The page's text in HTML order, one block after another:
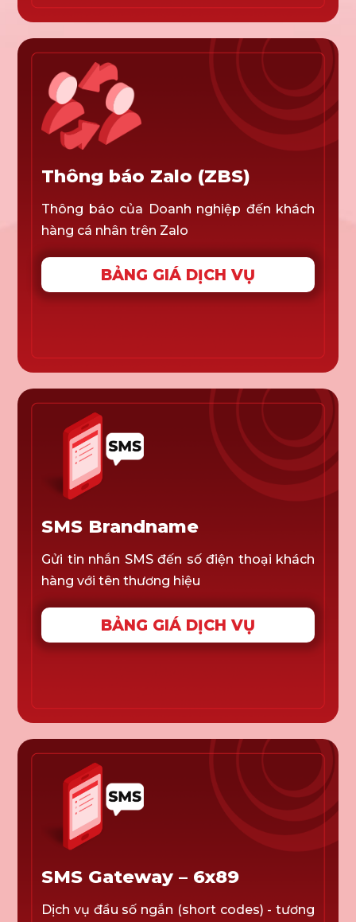
Thông báo Zalo (ZBS)
Thông báo của Doanh nghiệp đến khách
hàng cá nhân trên Zalo
BẢNG GIÁ DỊCH VỤ
SMS Brandname
Gửi tin nhắn SMS đến số điện thoại khách
hàng với tên thương hiệu
BẢNG GIÁ DỊCH VỤ
SMS Gateway – 6x89
Dịch vụ đầu số ngắn (short codes) - tương